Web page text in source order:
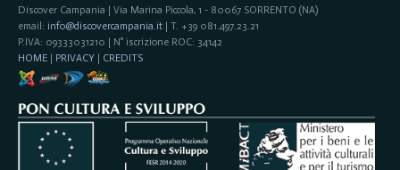
Discover Campania | Via Marina Piccola, 1 - 80067 SORRENTO (NA)
email: info@discovercampania.it| T. +39 081.497.23.21
P.IVA: 09333031210 | N° iscrizione ROC: 34142
HOME| PRIVACY | CREDITS